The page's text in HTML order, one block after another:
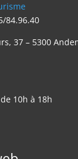
84.96.40
37 – 5300
10h à 18h